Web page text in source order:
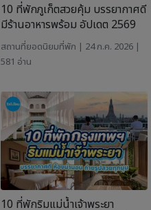
10 ที่พักภูเก็ตสวยคุ้ม บรรยากาศดี
มีร้านอาหารพร้อม อัปเดต 2569
สถานที่ยอดนิยมที่พัก | 24 ก.ค. 2026 |
581 อ่าน
10 ที่พักริมแม่น้ำเจ้าพระยา